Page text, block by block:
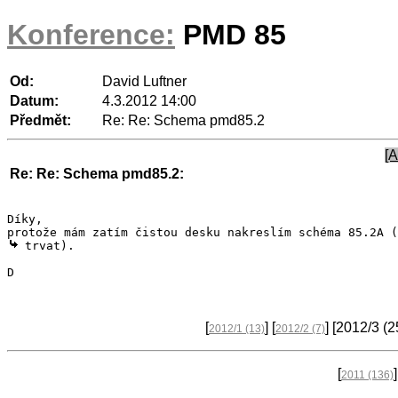
Konference: PMD 85
Od:
David Luftner
Datum:
4.3.2012 14:00
Předmět:
Re: Re: Schema pmd85.2
Re: Re: Schema pmd85.2:
Díky,
trvat).
D
[2012/1 (13)] [2012/2 (7)] [2012/3
[2011 (136)